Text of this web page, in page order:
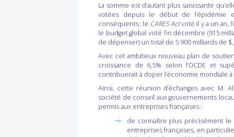
La somme est d’autant plus saisissante
votées depuis le début de l’épidémie
conséquents : le CARES Actvoté il y a un an,
le budget global voté fin décembre (915
de dépenser) un total de 5 900 milliards de
Avec cet ambitieux nouveau plan de
croissance de 6,5% selon l’OCDE et
contribuerait à doper l’économie mondiale à
Ainsi, cette réunion d’échanges avec M.
société de conseil aux gouvernements
permis aux entreprises françaises :
de connaître plus précisément le
entreprises françaises, en